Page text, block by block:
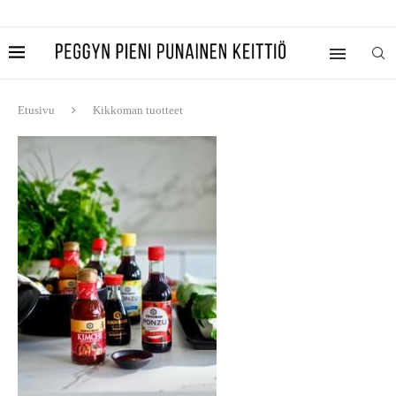
Etusivu Kikkoman tuotteet